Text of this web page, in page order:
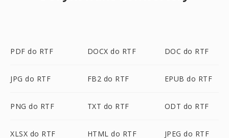
PDF do RTF DOCX do RTF DOC do RTF
JPG do RTF FB2 do RTF EPUB do RTF
PNG do RTF TXT do RTF ODT do RTF
XLSX do RTF HTML do RTF JPEG do RTF